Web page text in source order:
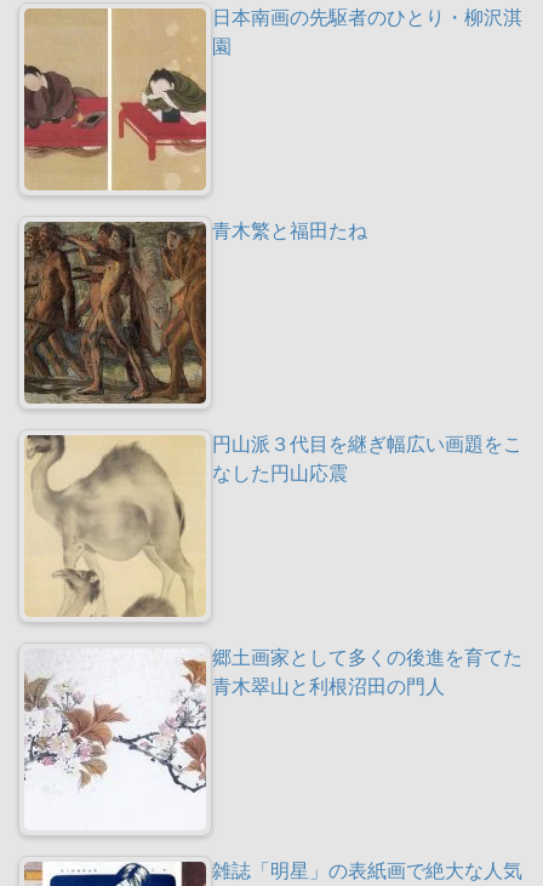
日本南画の先駆者のひとり・柳沢淇
園
青木繁と福田たね
円山派３代目を継ぎ幅広い画題をこ
なした円山応震
郷土画家として多くの後進を育てた
青木翠山と利根沼田の門人
雑誌「明星」の表紙画で絶大な人気